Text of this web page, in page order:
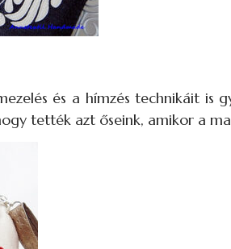
és a hímzés technikáit is
tették azt őseink, amikor a